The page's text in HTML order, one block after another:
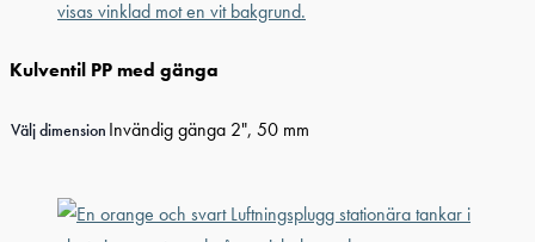
Kulventil PP med gänga
Välj dimension Invändig gänga 2", 50 mm